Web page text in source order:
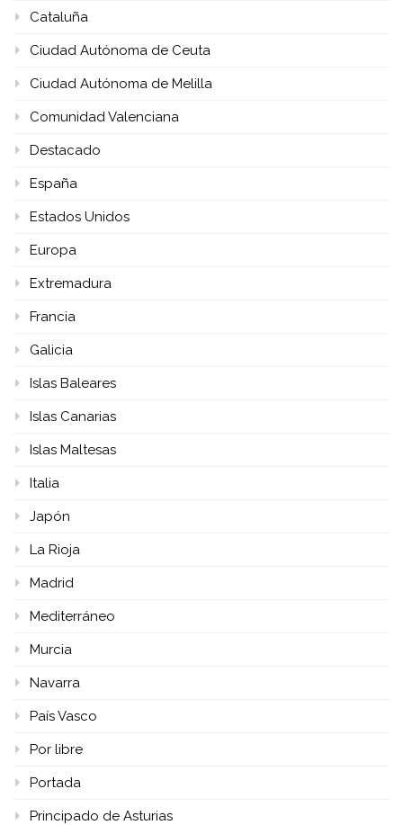
Cataluña
Ciudad Autónoma de Ceuta
Ciudad Autónoma de Melilla
Comunidad Valenciana
Destacado
España
Estados Unidos
Europa
Extremadura
Francia
Galicia
Islas Baleares
Islas Canarias
Islas Maltesas
Italia
Japón
La Rioja
Madrid
Mediterráneo
Murcia
Navarra
País Vasco
Por libre
Portada
Principado de Asturias